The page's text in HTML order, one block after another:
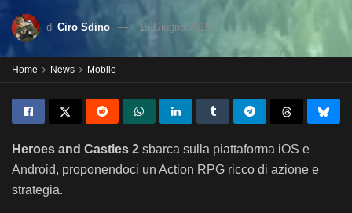
di Ciro Sdino 15 Giugno 2015
Home News Mobile
Heroes and Castles 2 sbarca sulla piattaforma iOS e
Android, proponendoci un Action RPG ricco di azione e
strategia.